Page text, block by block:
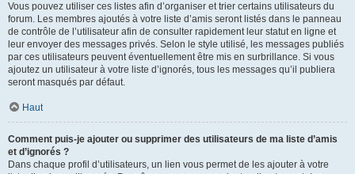
Vous pouvez utiliser ces listes afin d’organiser et trier certains utilisateurs du
forum. Les membres ajoutés à votre liste d’amis seront listés dans le panneau
de contrôle de l’utilisateur afin de consulter rapidement leur statut en ligne et
leur envoyer des messages privés. Selon le style utilisé, les messages publiés
par ces utilisateurs peuvent éventuellement être mis en surbrillance. Si vous
ajoutez un utilisateur à votre liste d’ignorés, tous les messages qu’il publiera
seront masqués par défaut.
Haut
Comment puis-je ajouter ou supprimer des utilisateurs de ma liste d’amis
et d’ignorés ?
Dans chaque profil d’utilisateurs, un lien vous permet de les ajouter à votre